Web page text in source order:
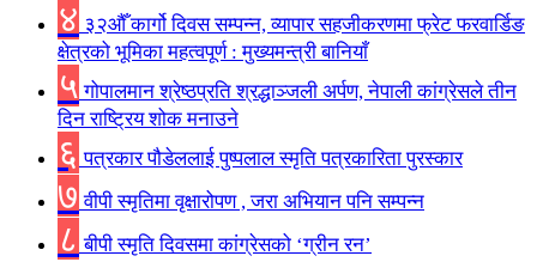
४ ३२औँ कार्गो दिवस सम्पन्न, व्यापार सहजीकरणमा फ्रेट फरवार्डिङ
क्षेत्रको भूमिका महत्वपूर्ण : मुख्यमन्त्री बानियाँ
५ गोपालमान श्रेष्ठप्रति श्रद्धाञ्जली अर्पण, नेपाली कांग्रेसले तीन
दिन राष्ट्रिय शोक मनाउने
६ पत्रकार पौडेललाई पुष्पलाल स्मृति पत्रकारिता पुरस्कार
७ वीपी स्मृतिमा वृक्षारोपण , जरा अभियान पनि सम्पन्न
८ बीपी स्मृति दिवसमा कांग्रेसको ‘ग्रीन रन’